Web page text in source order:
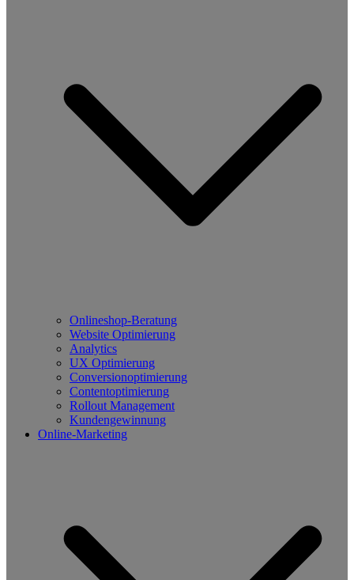
Onlineshop-Beratung
Website Optimierung
Analytics
UX Optimierung
Conversionoptimierung
Contentoptimierung
Rollout Management
Kundengewinnung
Online-Marketing